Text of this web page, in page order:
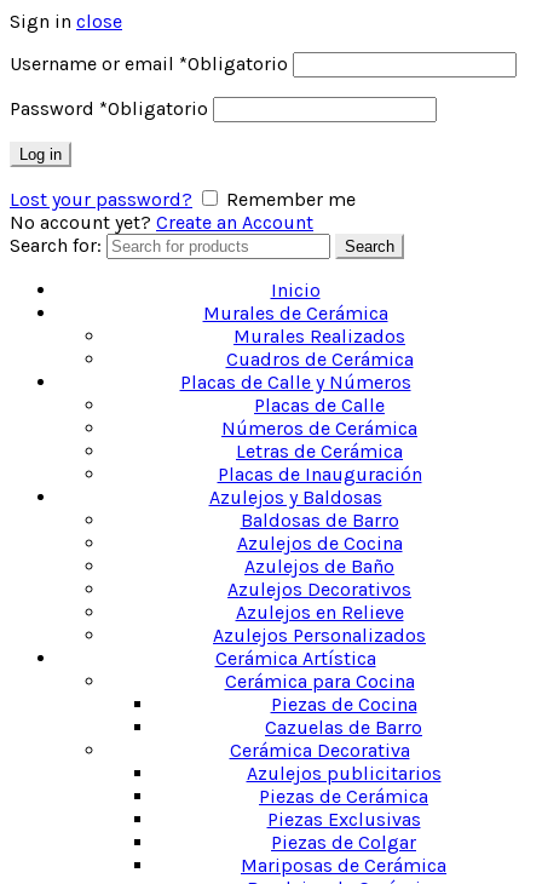
Sign in close
Username or email *Obligatorio
Password *Obligatorio
Log in
Lost your password?
Remember me
No account yet? Create an Account
Search for:
Search
Inicio
Murales de Cerámica
Murales Realizados
Cuadros de Cerámica
Placas de Calle y Números
Placas de Calle
Números de Cerámica
Letras de Cerámica
Placas de Inauguración
Azulejos y Baldosas
Baldosas de Barro
Azulejos de Cocina
Azulejos de Baño
Azulejos Decorativos
Azulejos en Relieve
Azulejos Personalizados
Cerámica Artística
Cerámica para Cocina
Piezas de Cocina
Cazuelas de Barro
Cerámica Decorativa
Azulejos publicitarios
Piezas de Cerámica
Piezas Exclusivas
Piezas de Colgar
Mariposas de Cerámica